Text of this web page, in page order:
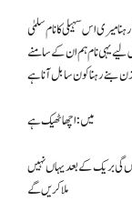
رہنا میری اس سہیلی کا نام سلمیٰ
یہی نام ہم ان کے سامنے
بنے رہنا کون سا بل آنا ہے
میں: اچھا ٹھیک ہے
گی بریک کے بعد یہاں نہیں
ملا کریں گے